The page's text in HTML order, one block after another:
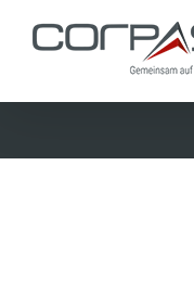
Inhalt